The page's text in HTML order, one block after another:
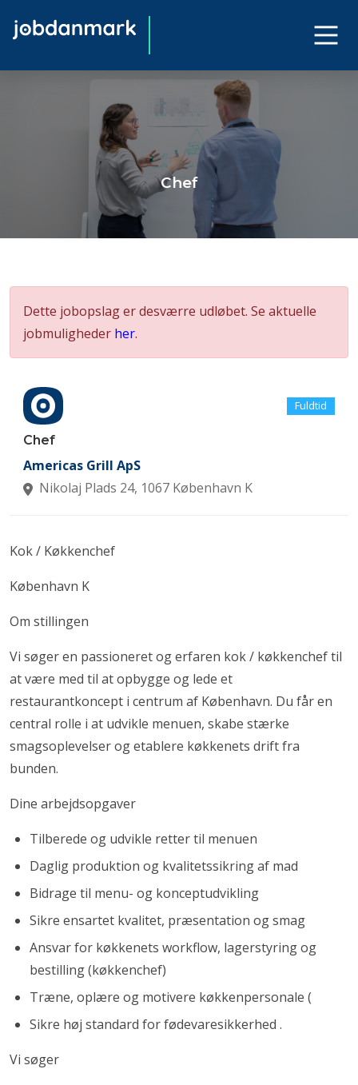
Chef
Dette jobopslag er desværre udløbet. Se aktuelle
jobmuligheder her.
Fuldtid
Chef
Americas Grill ApS
Nikolaj Plads 24, 1067 København K
Kok / Køkkenchef
København K
Om stillingen
Vi søger en passioneret og erfaren kok / køkkenchef til
at være med til at opbygge og lede et
restaurantkoncept i centrum af København. Du får en
central rolle i at udvikle menuen, skabe stærke
smagsoplevelser og etablere køkkenets drift fra
bunden.
Dine arbejdsopgaver
Tilberede og udvikle retter til menuen
Daglig produktion og kvalitetssikring af mad
Bidrage til menu- og konceptudvikling
Sikre ensartet kvalitet, præsentation og smag
Ansvar for køkkenets workflow, lagerstyring og
bestilling (køkkenchef)
Træne, oplære og motivere køkkenpersonale (
Sikre høj standard for fødevaresikkerhed .
Vi søger